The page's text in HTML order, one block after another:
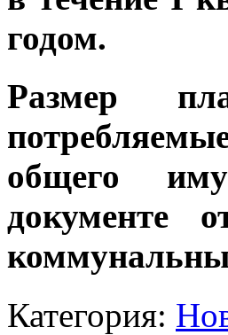
годом.
Размер
общего
документе
Категория: